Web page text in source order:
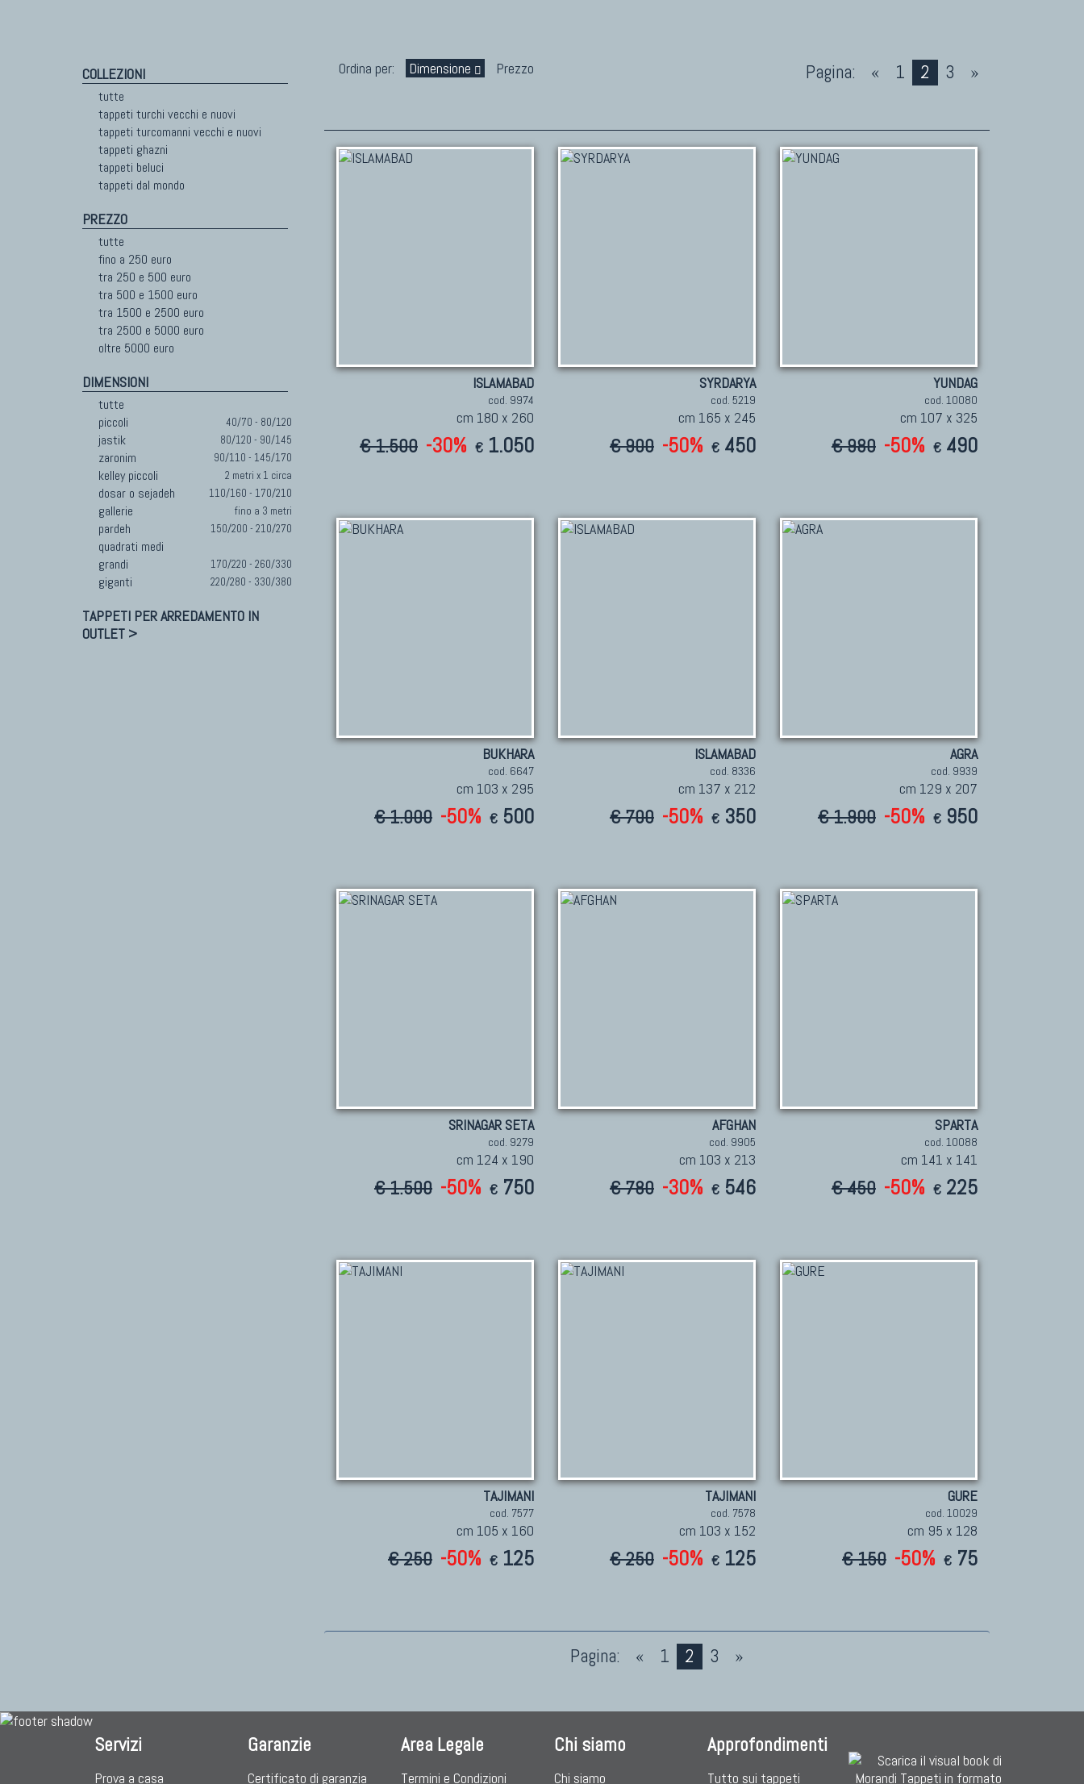
COLLEZIONI
tutte
tappeti turchi vecchi e nuovi
tappeti turcomanni vecchi e nuovi
tappeti ghazni
tappeti beluci
tappeti dal mondo
PREZZO
tutte
fino a 250 euro
tra 250 e 500 euro
tra 500 e 1500 euro
tra 1500 e 2500 euro
tra 2500 e 5000 euro
oltre 5000 euro
DIMENSIONI
tutte
piccoli
40/70 - 80/120
jastik 80/120 - 90/145
zaronim 90/110 - 145/170
kelley piccoli 2 metri x 1 circa
dosar o sejadeh 110/160 - 170/210
gallerie fino a 3 metri
pardeh 150/200 - 210/270
quadrati medi
grandi
170/220 - 260/330
giganti 220/280 - 330/380
TAPPETI PER ARREDAMENTO IN
OUTLET >
Ordina per: Dimensione Prezzo Pagina: « 1 2 3 »
ISLAMABAD
cod. 9974
cm 180 x 260
€ 1.500 -30% € 1.050
SYRDARYA
cod. 5219
cm 165 x 245
€ 900 -50% € 450
YUNDAG
cod. 10080
cm 107 x 325
€ 980 -50% € 490
BUKHARA
cod. 6647
cm 103 x 295
€ 1.000 -50% € 500
ISLAMABAD
cod. 8336
cm 137 x 212
€ 700 -50% € 350
AGRA
cod. 9939
cm 129 x 207
€ 1.900 -50% € 950
SRINAGAR SETA
cod. 9279
cm 124 x 190
€ 1.500 -50% € 750
AFGHAN
cod. 9905
cm 103 x 213
€ 780 -30% € 546
SPARTA
cod. 10088
cm 141 x 141
€ 450 -50% € 225
TAJIMANI
cod. 7577
cm 105 x 160
€ 250 -50% € 125
TAJIMANI
cod. 7578
cm 103 x 152
€ 250 -50% € 125
GURE
cod. 10029
cm 95 x 128
€ 150 -50% € 75
Pagina: « 1 2 3 »
Servizi
Prova a casa
Garanzie
Certificato di garanzia
Area Legale
Termini e Condizioni
Chi siamo
Chi siamo
Approfondimenti
Tutto sui tappeti